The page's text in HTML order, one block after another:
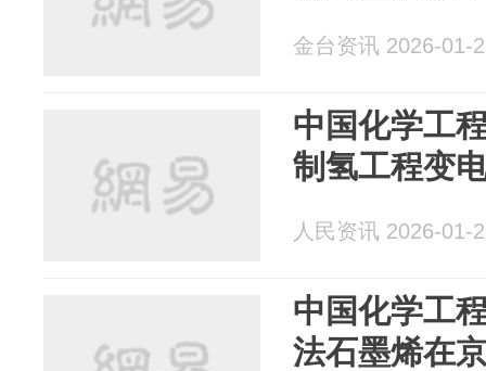
金台资讯 2026-01-
中国化学工
制氢工程变
人民资讯 2026-01-
中国化学工
法石墨烯在